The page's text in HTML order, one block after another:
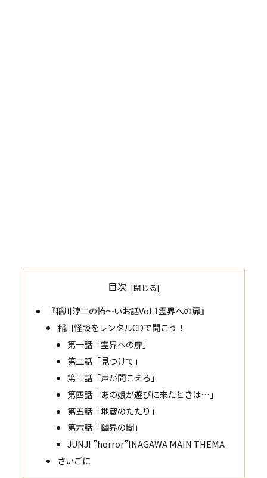
目次
『稲川淳二の怖～いお話Vol.1霊界への扉』
稲川怪談をレンタルCDで聞こう！
第一話「霊界への扉」
第二話「見つけて」
第三話「声が聞こえる」
第四話「あの娘が遊びに来たときは…」
第五話「地蔵のたたり」
第六話「幽界の間」
JUNJI ”horror”INAGAWA MAIN THEMA
さいごに